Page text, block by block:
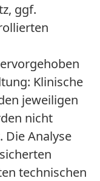
ggf.
Klinische
jeweiligen
nicht
Die Analyse
technischen